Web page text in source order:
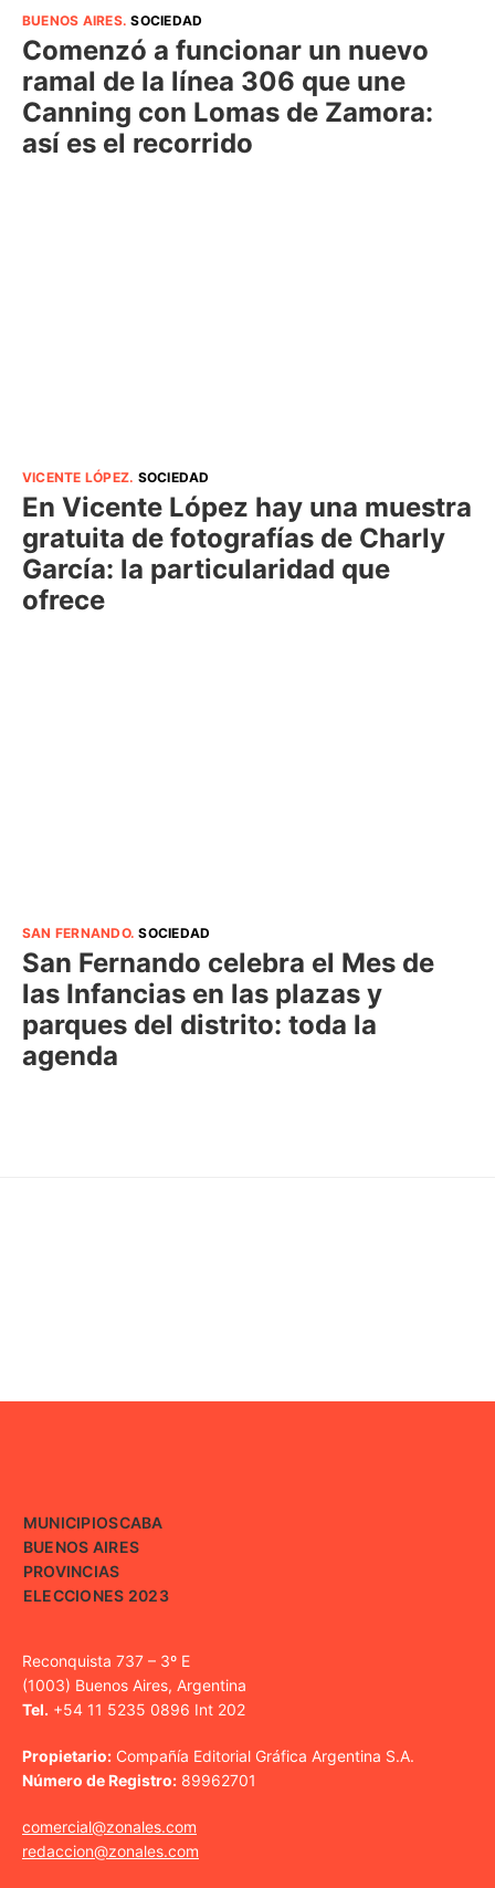
BUENOS AIRES.SOCIEDAD
Comenzó a funcionar un nuevo
ramal de la línea 306 que une
Canning con Lomas de Zamora:
así es el recorrido
VICENTE LÓPEZ. SOCIEDAD
En Vicente López hay una muestra
gratuita de fotografías de Charly
García: la particularidad que
ofrece
SAN FERNANDO.SOCIEDAD
San Fernando celebra el Mes de
las Infancias en las plazas y
parques del distrito: toda la
agenda
MUNICIPIOSCABA
BUENOS AIRES
PROVINCIAS
ELECCIONES 2023
Reconquista 737 – 3º E
(1003) Buenos Aires, Argentina
Tel. +54 11 5235 0896 Int 202
Propietario: Compañía Editorial Gráfica Argentina S.A.
Número de Registro: 89962701
comercial@zonales.com
redaccion@zonales.com